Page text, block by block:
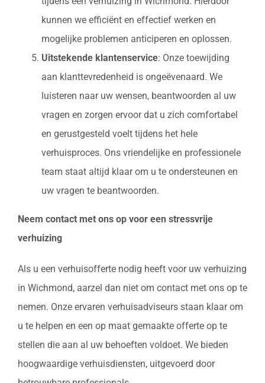
kunnen we efficiënt en effectief werken en
mogelijke problemen anticiperen en oplossen.
Uitstekende klantenservice: Onze toewijding
aan klanttevredenheid is ongeëvenaard. We
luisteren naar uw wensen, beantwoorden al uw
vragen en zorgen ervoor dat u zich comfortabel
en gerustgesteld voelt tijdens het hele
verhuisproces. Ons vriendelijke en professionele
team staat altijd klaar om u te ondersteunen en
uw vragen te beantwoorden.
Neem contact met ons op voor een stressvrije
verhuizing
Als u een verhuisofferte nodig heeft voor uw verhuizing
in Wichmond, aarzel dan niet om contact met ons op te
nemen. Onze ervaren verhuisadviseurs staan klaar om
u te helpen en een op maat gemaakte offerte op te
stellen die aan al uw behoeften voldoet. We bieden
hoogwaardige verhuisdiensten, uitgevoerd door